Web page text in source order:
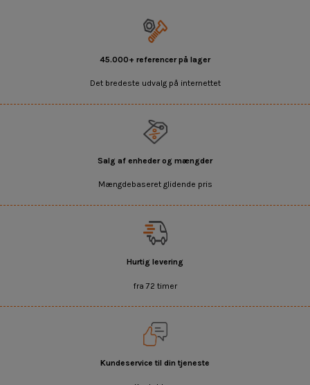
45.000+ referencer på lager
Det bredeste udvalg på internettet
Salg af enheder og mængder
Mængdebaseret glidende pris
Hurtig levering
fra 72 timer
Kundeservice til din tjeneste